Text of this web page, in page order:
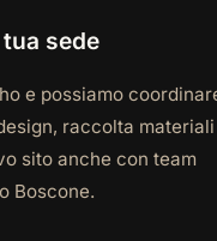
sede
e possiamo
raccolta materiali
sito anche con team
Boscone.